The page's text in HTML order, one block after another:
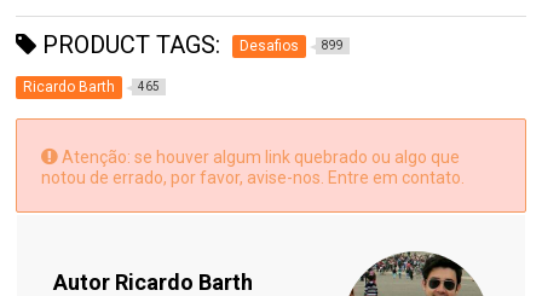
PRODUCT TAGS: Desafios 899
Ricardo Barth 465
Atenção: se houver algum link quebrado ou algo que
notou de errado, por favor, avise-nos. Entre em contato.
Autor Ricardo Barth